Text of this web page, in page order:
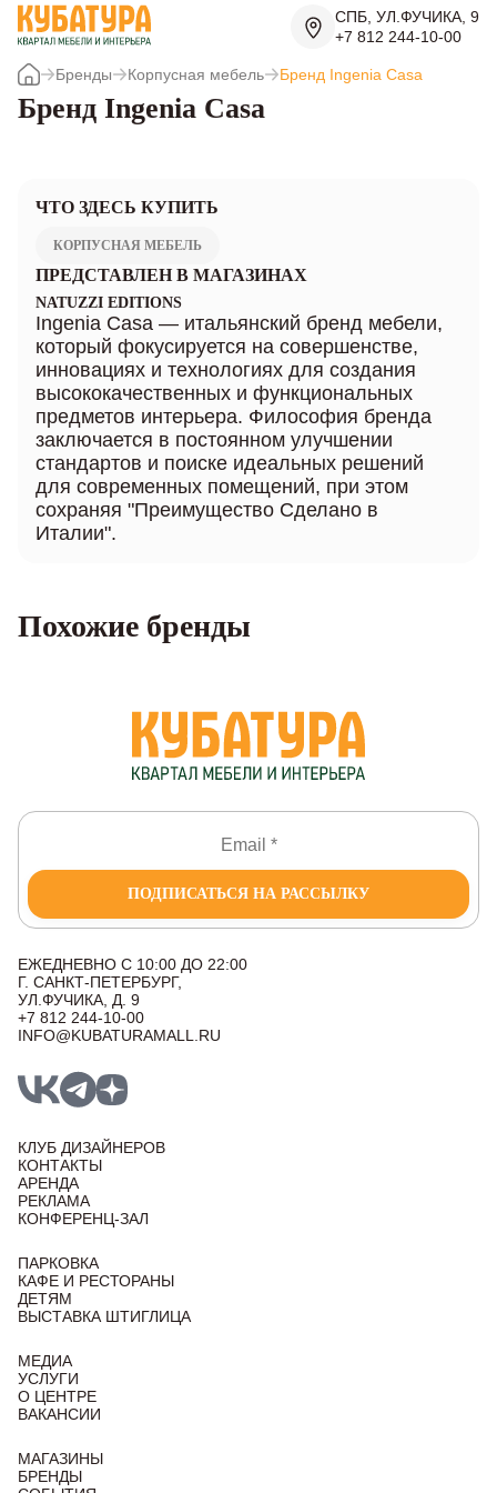
СПБ, УЛ.ФУЧИКА, 9
+7 812 244-10-00
Бренды Корпусная мебель Бренд Ingenia Casa
Бренд Ingenia Casa
ЧТО ЗДЕСЬ КУПИТЬ
КОРПУСНАЯ МЕБЕЛЬ
ПРЕДСТАВЛЕН В МАГАЗИНАХ
NATUZZI EDITIONS
Ingenia Casa — итальянский бренд мебели,
который фокусируется на совершенстве,
инновациях и технологиях для создания
высококачественных и функциональных
предметов интерьера. Философия бренда
заключается в постоянном улучшении
стандартов и поиске идеальных решений
для современных помещений, при этом
сохраняя "Преимущество Сделано в
Италии".
Похожие бренды
ПОДПИСАТЬСЯ НА РАССЫЛКУ
ЕЖЕДНЕВНО С 10:00 ДО 22:00
Г. САНКТ-ПЕТЕРБУРГ,
УЛ.ФУЧИКА, Д. 9
+7 812 244-10-00
INFO@KUBATURAMALL.RU
КЛУБ ДИЗАЙНЕРОВ
КОНТАКТЫ
АРЕНДА
РЕКЛАМА
КОНФЕРЕНЦ-ЗАЛ
ПАРКОВКА
КАФЕ И РЕСТОРАНЫ
ДЕТЯМ
ВЫСТАВКА ШТИГЛИЦА
МЕДИА
УСЛУГИ
О ЦЕНТРЕ
ВАКАНСИИ
МАГАЗИНЫ
БРЕНДЫ